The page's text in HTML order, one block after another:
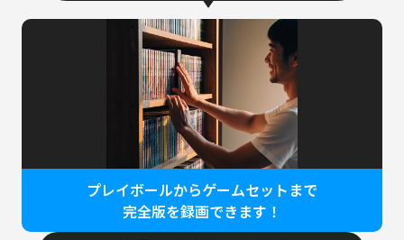
プレイボールからゲームセットまで
完全版を録画できます！